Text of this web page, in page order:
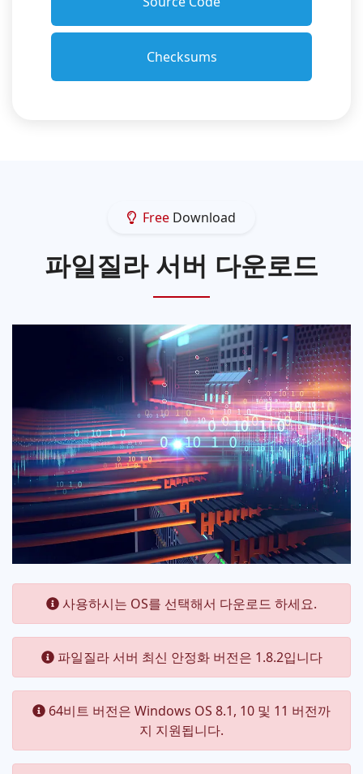
Checksums
Free Download
파일질라 서버 다운로드
사용하시는 OS를 선택해서 다운로드 하세요.
파일질라 서버 최신 안정화 버전은 1.8.2입니다
64비트 버전은 Windows OS 8.1, 10 및 11 버전까
지 지원됩니다.